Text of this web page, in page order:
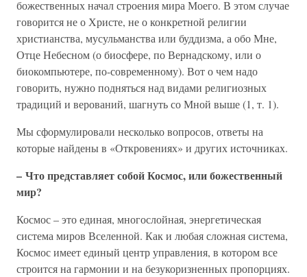
божественных начал строения мира Моего. В этом случае
говорится не о Христе, не о конкретной религии
христианства, мусульманства или буддизма, а обо Мне,
Отце Небесном (о биосфере, по Вернадскому, или о
биокомпьютере, по-современному). Вот о чем надо
говорить, нужно подняться над видами религиозных
традиций и верований, шагнуть со Мной выше (1, т. 1).
Мы сформулировали несколько вопросов, ответы на
которые найдены в «Откровениях» и других источниках.
– Что представляет собой Космос, или божественный
мир?
Космос – это единая, многослойная, энергетическая
система миров Вселенной. Как и любая сложная система,
Космос имеет единый центр управления, в котором все
строится на гармонии и на безукоризненных пропорциях.